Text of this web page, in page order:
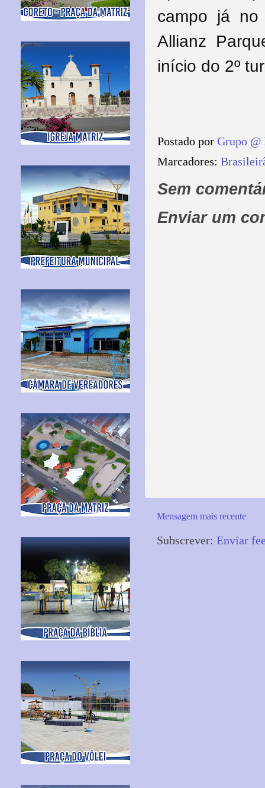
campo já no
Allianz
início do 2º
Postado por Grupo @
Marcadores:
Sem
Enviar um
Mensagem mais recente
Subscrever: Enviar